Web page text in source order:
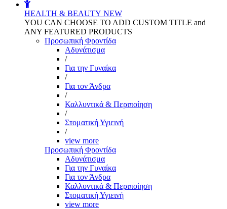
HEALTH & BEAUTY NEW
YOU CAN CHOOSE TO ADD CUSTOM TITLE and
ANY FEATURED PRODUCTS
Προσωπική Φροντίδα
Αδυνάτισμα
/
Για την Γυναίκα
/
Για τον Άνδρα
/
Καλλυντικά & Περιποίηση
/
Στοματική Υγιεινή
/
view more
Προσωπική Φροντίδα
Αδυνάτισμα
Για την Γυναίκα
Για τον Άνδρα
Καλλυντικά & Περιποίηση
Στοματική Υγιεινή
view more